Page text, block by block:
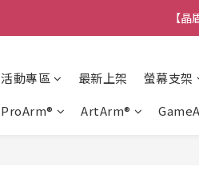
【
活動專區 最新上架
螢幕支架
ProArm®
ArtArm®